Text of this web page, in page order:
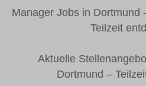
Manager Jobs in Dortmund
Teilzeit
Aktuelle
Dortmund –